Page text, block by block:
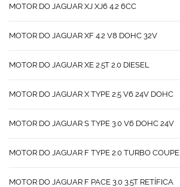
MOTOR DO JAGUAR XJ XJ6 4.2 6CC
MOTOR DO JAGUAR XF 4.2 V8 DOHC 32V
MOTOR DO JAGUAR XE 2.5T 2.0 DIESEL
MOTOR DO JAGUAR X TYPE 2.5 V6 24V DOHC
MOTOR DO JAGUAR S TYPE 3.0 V6 DOHC 24V
MOTOR DO JAGUAR F TYPE 2.0 TURBO COUPE
MOTOR DO JAGUAR F PACE 3.0 3.5T RETÍFICA